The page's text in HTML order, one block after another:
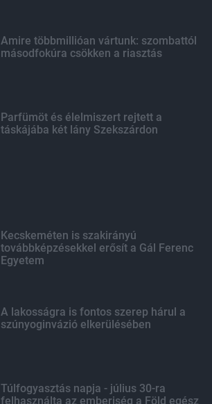
Amire többmillióan vártunk: szombattól
másodfokúra csökken a riasztás
Parfümöt és élelmiszert rejtett a
táskájába két lány Szekszárdon
Kecskeméten is szakirányú
továbbképzésekkel erősít a Gál Ferenc
Egyetem
A lakosságra is fontos szerep hárul a
szúnyoginvázió elkerülésében
Túlfogyasztás napja - július 30-ra
felhasználta az emberiség a Föld egész